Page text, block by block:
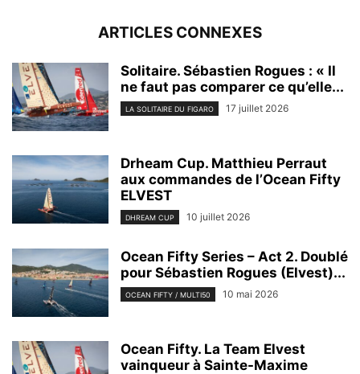
ARTICLES CONNEXES
Solitaire. Sébastien Rogues : « Il
ne faut pas comparer ce qu’elle...
LA SOLITAIRE DU FIGARO 17 juillet 2026
Drheam Cup. Matthieu Perraut
aux commandes de l’Ocean Fifty
ELVEST
DHREAM CUP 10 juillet 2026
Ocean Fifty Series – Act 2. Doublé
pour Sébastien Rogues (Elvest)...
OCEAN FIFTY / MULTI50 10 mai 2026
Ocean Fifty. La Team Elvest
vainqueur à Sainte-Maxime